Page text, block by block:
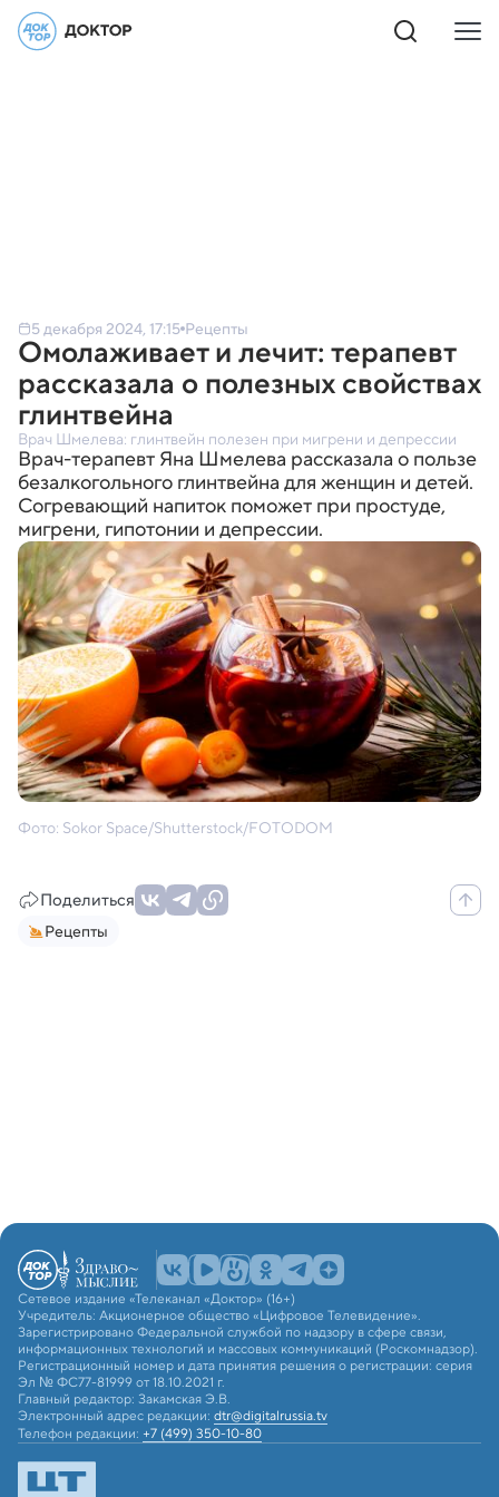
5 декабря 2024, 17:15 Рецепты
Омолаживает и лечит: терапевт
рассказала о полезных свойствах
глинтвейна
Врач Шмелева: глинтвейн полезен при мигрени и депрессии
Врач-терапевт Яна Шмелева рассказала о пользе
безалкогольного глинтвейна для женщин и детей.
Согревающий напиток поможет при простуде,
мигрени, гипотонии и депрессии.
Фото: Sokor Space/Shutterstock/FOTODOM
Поделиться
Рецепты
Сетевое издание «Телеканал «Доктор» (16+)
Учредитель: Акционерное общество «Цифровое Телевидение».
Зарегистрировано Федеральной службой по надзору в сфере связи,
информационных технологий и массовых коммуникаций (Роскомнадзор).
Регистрационный номер и дата принятия решения о регистрации: серия
Эл № ФС77-81999 от 18.10.2021 г.
Главный редактор: Закамская Э.В.
Электронный адрес редакции: dtr@digitalrussia.tv
Телефон редакции: +7 (499) 350-10-80